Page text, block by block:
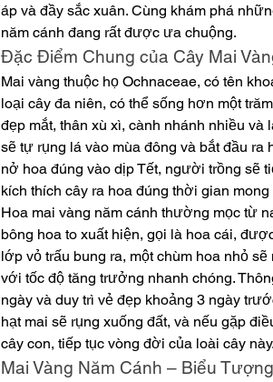
áp và đầy sắc xuân. Cùng khám phá
năm cánh đang rất được ưa chuộng.
Đặc Điểm Chung của Cây Mai
Mai vàng thuộc họ Ochnaceae, có tên
loại cây đa niên, có thể sống hơn một
đẹp mắt, thân xù xì, cành nhánh nhiều và
sẽ tự rụng lá vào mùa đông và bắt đầu ra
nở hoa đúng vào dịp Tết, người trồng sẽ
kích thích cây ra hoa đúng thời gian mong
Hoa mai vàng năm cánh thường mọc từ
bông hoa to xuất hiện, gọi là hoa cái,
lớp vỏ trấu bung ra, một chùm hoa nhỏ
với tốc độ tăng trưởng nhanh chóng.
ngày và duy trì vẻ đẹp khoảng 3 ngày
hạt mai sẽ rụng xuống đất, và nếu gặp
cây con, tiếp tục vòng đời của loài cây này.
Mai Vàng Năm Cánh – Biểu